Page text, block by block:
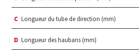
C Longueur du tube de direction (mm)
D Longueur des haubans (mm)